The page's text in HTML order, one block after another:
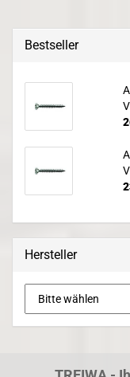
Bestseller
Hersteller